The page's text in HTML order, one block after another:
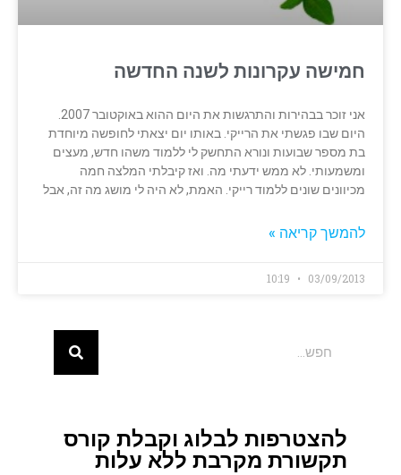
חמישה עקרונות לשנה החדשה
היום שבו פגשתי את הרייקי. באותו יום יצאתי לחופשה מיוחדת
בת מספר שבועות ונורא התחשק לי ללמוד משהו חדש, מעצים
ומשמעותי. לא ממש ידעתי מה. ואז קיבלתי המלצה חמה
מכיוונים שונים ללמוד רייקי. האמת, לא היה לי מושג מה זה, אבל
להמשך קריאה »
03/09/2013
להצטרפות לבלוג וקבלת קורס
תקשורת מקרבת ללא עלות